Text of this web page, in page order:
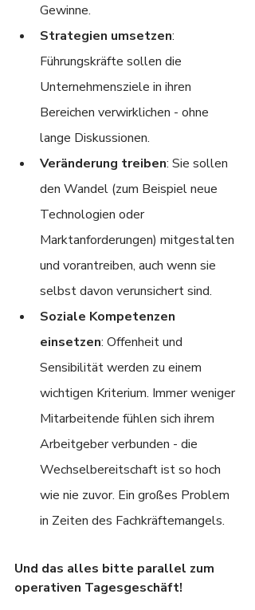
Gewinne.
Strategien umsetzen:
Führungskräfte sollen die
Unternehmensziele in ihren
Bereichen verwirklichen - ohne
lange Diskussionen.
Veränderung treiben: Sie sollen
den Wandel (zum Beispiel neue
Technologien oder
Marktanforderungen) mitgestalten
und vorantreiben, auch wenn sie
selbst davon verunsichert sind.
Soziale Kompetenzen
einsetzen: Offenheit und
Sensibilität werden zu einem
wichtigen Kriterium. Immer weniger
Mitarbeitende fühlen sich ihrem
Arbeitgeber verbunden - die
Wechselbereitschaft ist so hoch
wie nie zuvor. Ein großes Problem
in Zeiten des Fachkräftemangels.
Und das alles bitte parallel zum
operativen Tagesgeschäft!